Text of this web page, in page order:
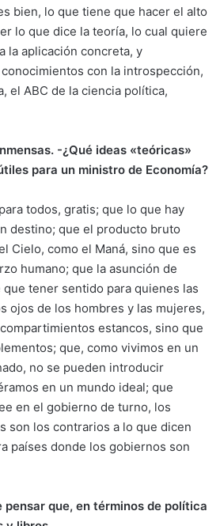
bien, lo que tiene que hacer el alto
lo que dice la teoría, lo cual quiere
la aplicación concreta, y
con la introspección,
el ABC de la ciencia política,
-¿Qué ideas «teóricas»
para un ministro de Economía?
todos, gratis; que lo que hay
destino; que el producto bruto
Cielo, como el Maná, sino que es
humano; que la asunción de
tener sentido para quienes las
ojos de los hombres y las mujeres,
estancos, sino que
que, como vivimos en un
no se pueden introducir
en un mundo ideal; que
en el gobierno de turno, los
son los contrarios a lo que dicen
países donde los gobiernos son
pensar que, en términos de política